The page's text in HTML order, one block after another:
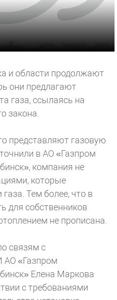
и области продолжают
они предлагают
газа, ссылаясь на
закона.
представляют газовую
в АО «Газпром
компания не
которые
Тем более, что в
для собственников
не прописана.
связям с
АО «Газпром
Елена Маркова
с требованиями